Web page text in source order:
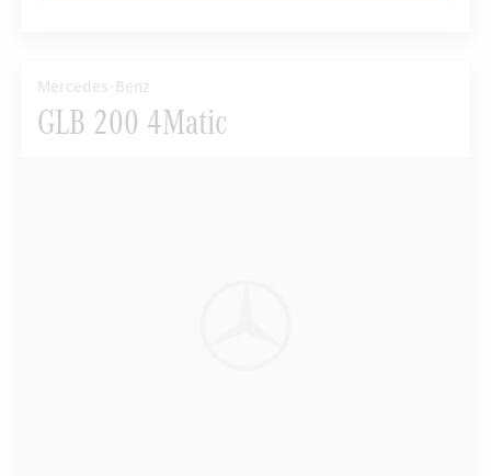
Mercedes-Benz
GLB 200 4Matic